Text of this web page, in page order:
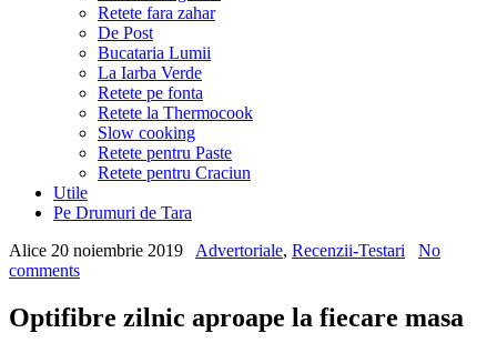
Retete fara zahar
De Post
Bucataria Lumii
La Iarba Verde
Retete pe fonta
Retete la Thermocook
Slow cooking
Retete pentru Paste
Retete pentru Craciun
Utile
Pe Drumuri de Tara
Alice 20 noiembrie 2019 Advertoriale, Recenzii-Testari
No
comments
Optifibre zilnic aproape la fiecare masa